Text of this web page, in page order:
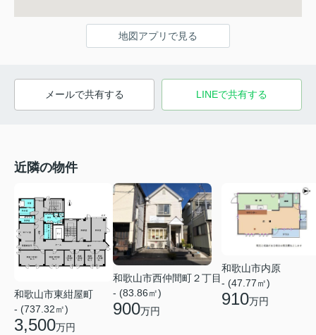
地図アプリで見る
メールで共有する LINEで共有する
近隣の物件
和歌山市東紺屋町
- (737.32㎡)
3,500万円
和歌山市西仲間町２丁目
- (83.86㎡)
900万円
和歌山市内原
- (47.77㎡)
910万円